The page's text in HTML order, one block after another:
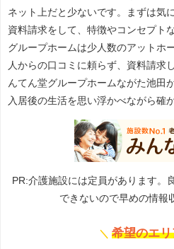
ネット上だと少ないです。まずは気
資料請求をして、特徴やコンセプト
グループホームは少人数のアットホ
人からの口コミに頼らず、資料請求
んてん堂グループホームながた池田
入居後の生活を思い浮かべながら確
PR:介護施設には定員があります。
できないので早めの情報
＼ 希望のエ